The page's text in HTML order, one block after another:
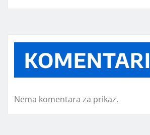
KOMENTARI
Nema komentara za prikaz.